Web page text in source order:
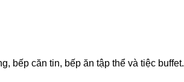
bếp căn tin, bếp ăn tập thể và tiệc buffet.